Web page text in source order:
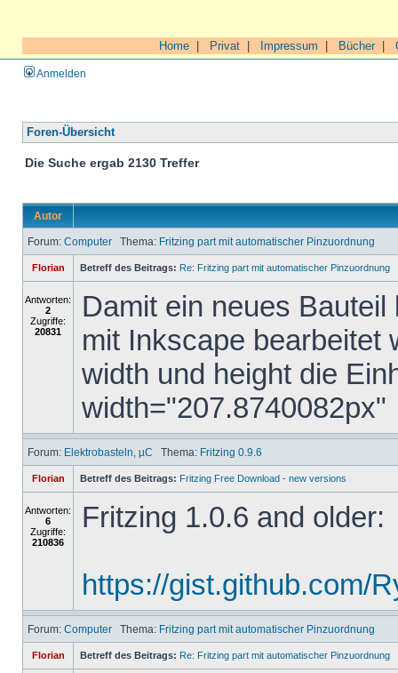
Home Privat Impressum Bücher|
Anmelden
Foren-Übersicht
Die Suche ergab 2130 Treffer
Autor
Forum: Computer Thema: Fritzing part mit automatischer Pinzuordnung
Florian Betreff des Beitrags: Re: Fritzing part mit automatischer Pinzuordnung
Antworten:
2
Zugriffe:
20831
Damit ein neues
mit Inkscape bearbeitet
width und height die
width="207.8740082px"
Forum: Elektrobasteln, µC Thema: Fritzing 0.9.6
Florian Betreff des Beitrags: Fritzing Free Download - new versions
Antworten:
6
Zugriffe:
210836
Fritzing 1.0.6 and older:
https://gist.github.com/
Forum: Computer Thema: Fritzing part mit automatischer Pinzuordnung
Florian Betreff des Beitrags: Re: Fritzing part mit automatischer Pinzuordnung